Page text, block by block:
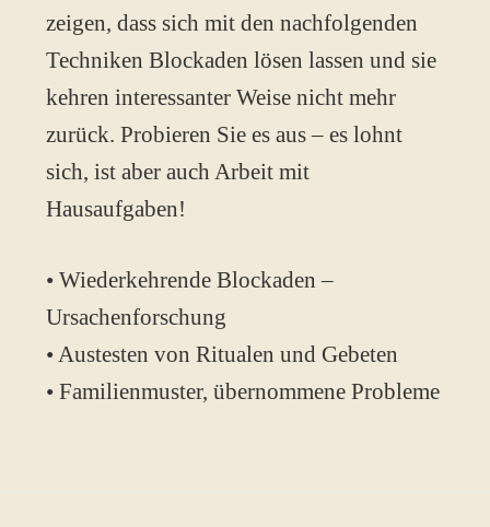
zeigen, dass sich mit den nachfolgenden
Techniken Blockaden lösen lassen und sie
kehren interessanter Weise nicht mehr
zurück. Probieren Sie es aus – es lohnt
sich, ist aber auch Arbeit mit
Hausaufgaben!
• Wiederkehrende Blockaden –
Ursachenforschung
• Austesten von Ritualen und Gebeten
• Familienmuster, übernommene Probleme